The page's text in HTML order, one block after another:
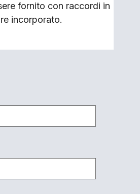
fornito con raccordi in
incorporato.